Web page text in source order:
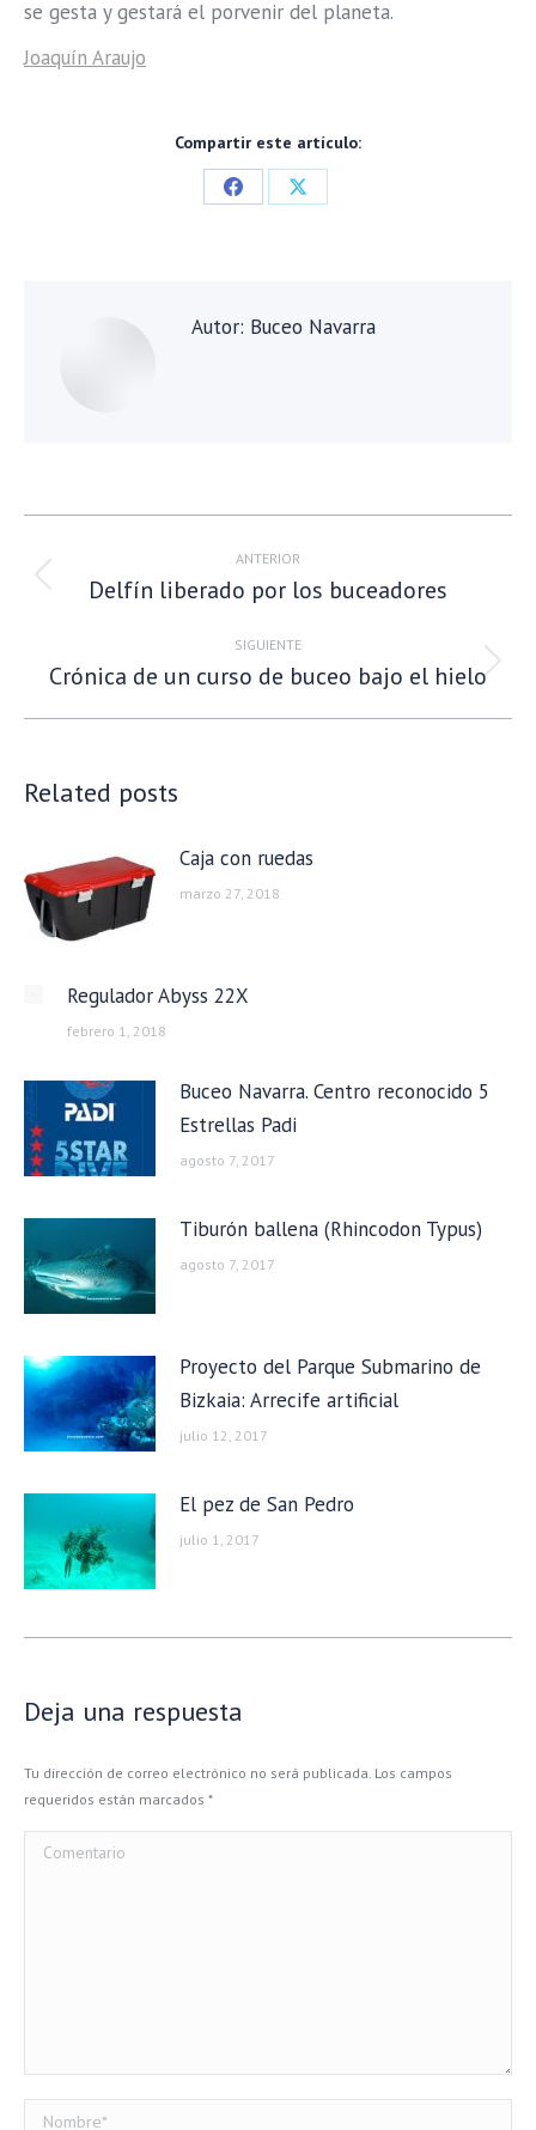
se gesta y gestará el porvenir del planeta.
Joaquín Araujo
Compartir este artículo:
Share
Share
Autor: Buceo Navarra
Navegación
entre
publicaciones
ANTERIOR
Publicación
Delfín liberado por los buceadores
SIGUIENTE
Publicación
Crónica de un curso de buceo bajo el hielo
Related posts
Caja con ruedas
marzo 27, 2018
Regulador Abyss 22X
febrero 1, 2018
Buceo Navarra. Centro reconocido 5
Estrellas Padi
agosto 7, 2017
Tiburón ballena (Rhincodon Typus)
agosto 7, 2017
Proyecto del Parque Submarino de
Bizkaia: Arrecife artificial
julio 12, 2017
El pez de San Pedro
julio 1, 2017
Deja una respuesta
Tu dirección de correo electrónico no será publicada. Los campos
requeridos están marcados *
Comentario
Nombre *